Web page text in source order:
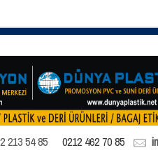
213 54 85 0212 462 70 85